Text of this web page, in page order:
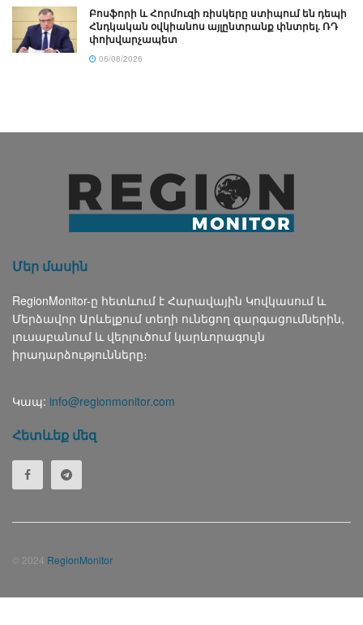
Բոսֆորի և Հորմուզի ռիսկերը ստիպում են դեպի
Հնդկական օվկիանոս այլընտրանք փնտրել. ՌԴ
փոխվարչապետ
06/08/2026
Մեր մասին
RegionMonitor-ը հետևում է Հարավային Կովկասում և
Մերձավոր Արևելքում տեղի ունեցող զարգացումներին,
լուսաբանում և վերլուծում կարևորագույն
իրադարձությունները։
Կապ: info@regionmonitor.com
Հետևեք մեզ
© 2024 RegionMonitor